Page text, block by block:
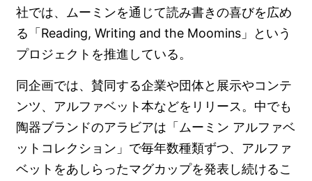
社では、ムーミンを通じて読み書きの喜びを広め
る「Reading, Writing and the Moomins」という
プロジェクトを推進している。
同企画では、賛同する企業や団体と展示やコンテ
ンツ、アルファベット本などをリリース。中でも
陶器ブランドのアラビアは「ムーミン アルファベ
ットコレクション」で毎年数種類ずつ、アルファ
ベットをあしらったマグカップを発表し続けるこ